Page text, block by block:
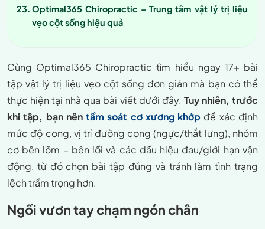
Optimal365 Chiropractic – Trung tâm vật lý trị liệu
vẹo cột sống hiệu quả
Cùng Optimal365 Chiropractic tìm hiểu ngay 17+ bài
tập vật lý trị liệu vẹo cột sống đơn giản mà bạn có thể
thực hiện tại nhà qua bài viết dưới đây. Tuy nhiên, trước
khi tập, bạn nêntầm soát cơ xương khớp để xác định
mức độ cong, vị trí đường cong (ngực/thắt lưng), nhóm
cơ bên lõm – bên lồi và các dấu hiệu đau/giới hạn vận
động, từ đó chọn bài tập đúng và tránh làm tình trạng
lệch trầm trọng hơn.
Ngồi vươn tay chạm ngón chân